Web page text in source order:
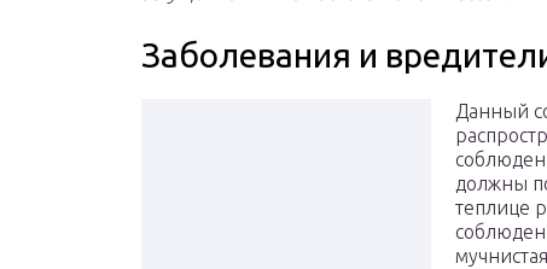
Заболевания и
Данный
должны
теплице